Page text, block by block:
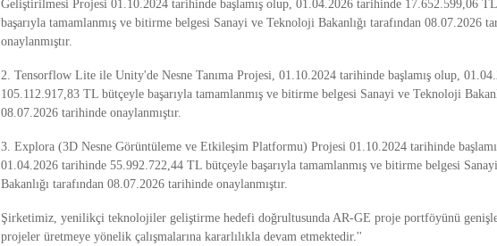
Geliştirilmesi Projesi 01.10.2024 tarihinde başlamış olup, 01.04.2026 tarihinde 17.652.599,06
başarıyla tamamlanmış ve bitirme belgesi Sanayi ve Teknoloji Bakanlığı tarafından 08.07.2026
onaylanmıştır.
2. Tensorflow Lite ile Unity'de Nesne Tanıma Projesi, 01.10.2024 tarihinde başlamış olup,
105.112.917,83 TL bütçeyle başarıyla tamamlanmış ve bitirme belgesi Sanayi ve Teknoloji
08.07.2026 tarihinde onaylanmıştır.
3. Explora (3D Nesne Görüntüleme ve Etkileşim Platformu) Projesi 01.10.2024 tarihinde
01.04.2026 tarihinde 55.992.722,44 TL bütçeyle başarıyla tamamlanmış ve bitirme belgesi
Bakanlığı tarafından 08.07.2026 tarihinde onaylanmıştır.
Şirketimiz, yenilikçi teknolojiler geliştirme hedefi doğrultusunda AR-GE proje portföyünü
projeler üretmeye yönelik çalışmalarına kararlılıkla devam etmektedir.''